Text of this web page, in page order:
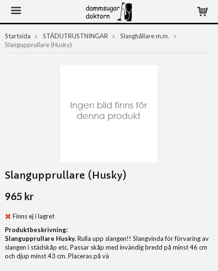
Startsida STÄDUTRUSTNINGAR
Slanghållare m.m.
Slangupprullare (Husky)
Slangupprullare (Husky)
965 kr
Finns ej i lagret
Produktbeskrivning:
Slangupprullare Husky.Rulla upp slangen!! Slangvinda för förvaring av
slangen i städskåp etc. Passar skåp med invändig bredd på minst 46 cm
och djup minst 43 cm. Placeras på vä